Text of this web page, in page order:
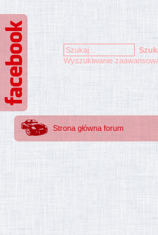
Wyszukiwanie
Strona główna forum